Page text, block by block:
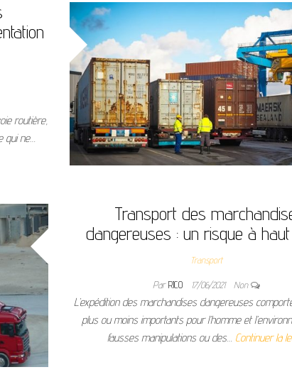
routière,
qui ne…
Transport des
dangereuses : un risque à
Transport
ParRICO 17/06/2021 Non
L’expédition des marchandises dangereuses
plus ou moins importants pour l’homme et
fausses manipulations ou des… Continuer la